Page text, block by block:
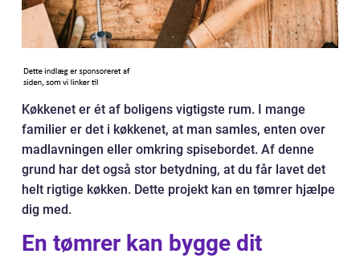
Køkkenet er ét af boligens vigtigste rum. I mange
familier er det i køkkenet, at man samles, enten over
madlavningen eller omkring spisebordet. Af denne
grund har det også stor betydning, at du får lavet det
helt rigtige køkken. Dette projekt kan en tømrer hjælpe
dig med.
En tømrer kan bygge dit